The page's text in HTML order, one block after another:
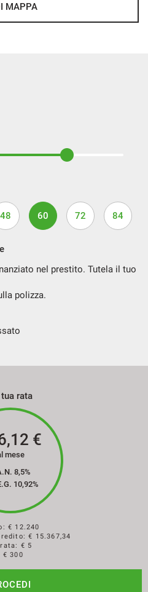
MAPPA
48 60 72 84
nel prestito. Tutela il tuo
polizza.
tua rata
€
mese
8,5%
10,92%
€ 12.240
€ 15.367,34
€ 5
300